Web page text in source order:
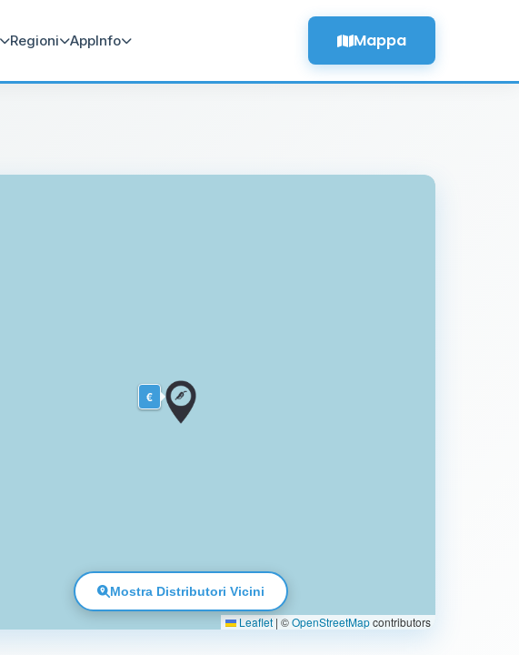
Regioni AppInfo Mappa
€
Leaflet | ©OpenStreetMapcontributors
Mostra Distributori Vicini